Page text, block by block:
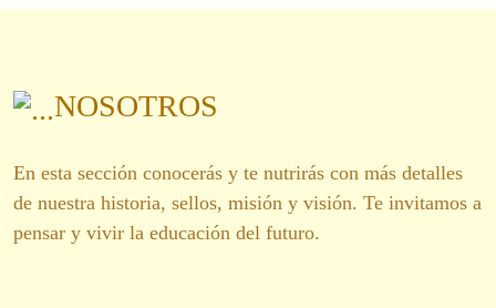
NOSOTROS
En esta sección conocerás y te nutrirás con más detalles
de nuestra historia, sellos, misión y visión. Te invitamos a
pensar y vivir la educación del futuro.